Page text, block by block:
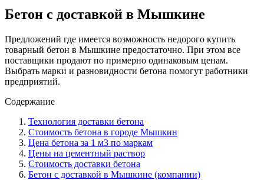
Бетон с доставкой в Мышкине
Предложений где имеется возможность недорого купить
товарный бетон в Мышкине предостаточно. При этом все
поставщики продают по примерно одинаковым ценам.
Выбрать марки и разновидности бетона помогут работники
предприятий.
Содержание
Технология доставки бетона
Стоимость бетона в городе Мышкин
Цена бетона за 1 м3 по маркам
Цены на цементный раствор
Стоимость доставки бетона
Бетон с доставкой в Мышкине (компании)